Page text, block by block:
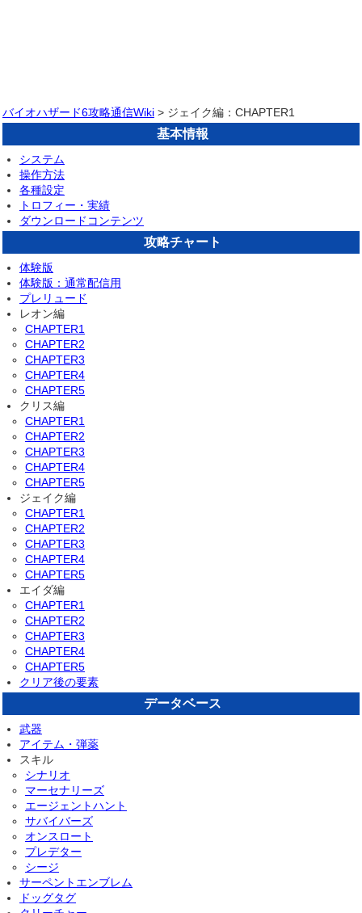
バイオハザード6攻略通信Wiki > ジェイク編：CHAPTER1
基本情報
システム
操作方法
各種設定
トロフィー・実績
ダウンロードコンテンツ
攻略チャート
体験版
体験版：通常配信用
プレリュード
レオン編
CHAPTER1
CHAPTER2
CHAPTER3
CHAPTER4
CHAPTER5
クリス編
CHAPTER1
CHAPTER2
CHAPTER3
CHAPTER4
CHAPTER5
ジェイク編
CHAPTER1
CHAPTER2
CHAPTER3
CHAPTER4
CHAPTER5
エイダ編
CHAPTER1
CHAPTER2
CHAPTER3
CHAPTER4
CHAPTER5
クリア後の要素
データベース
武器
アイテム・弾薬
スキル
シナリオ
マーセナリーズ
エージェントハント
サバイバーズ
オンスロート
プレデター
シージ
サーペントエンブレム
ドッグタグ